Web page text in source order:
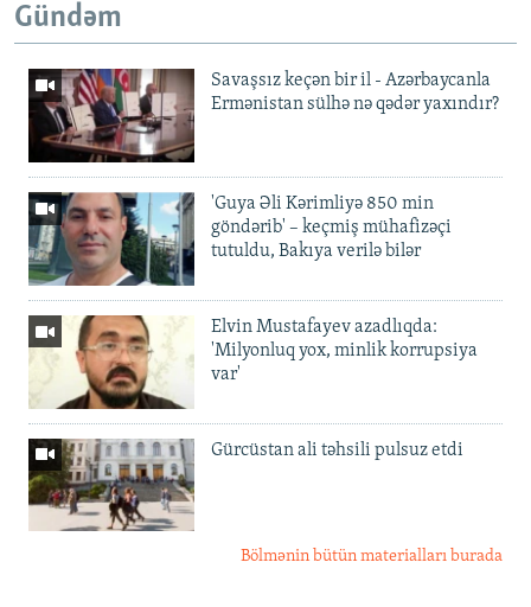
Gündəm
Savaşsız keçən bir il - Azərbaycanla
Ermənistan sülhə nə qədər yaxındır?
'Guya Əli Kərimliyə 850 min
göndərib' – keçmiş mühafizəçi
tutuldu, Bakıya verilə bilər
Elvin Mustafayev azadlıqda:
'Milyonluq yox, minlik korrupsiya
var'
Gürcüstan ali təhsili pulsuz etdi
Bölmənin bütün materialları burada